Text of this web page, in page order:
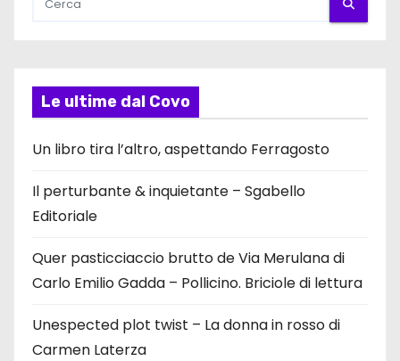
Le ultime dal Covo
Un libro tira l’altro, aspettando Ferragosto
Il perturbante & inquietante – Sgabello
Editoriale
Quer pasticciaccio brutto de Via Merulana di
Carlo Emilio Gadda – Pollicino. Briciole di lettura
Unespected plot twist – La donna in rosso di
Carmen Laterza